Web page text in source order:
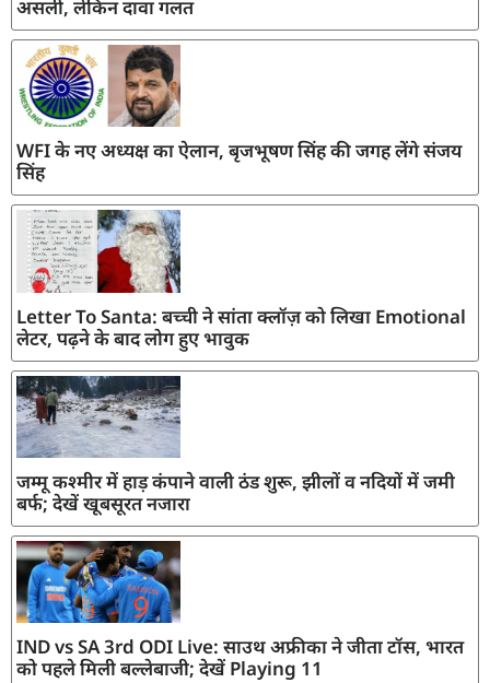
असली, लेकिन दावा गलत
WFI के नए अध्यक्ष का ऐलान, बृजभूषण सिंह की जगह लेंगे संजय
सिंह
Letter To Santa: बच्ची ने सांता क्लॉज़ को लिखा Emotional
लेटर, पढ़ने के बाद लोग हुए भावुक
जम्मू कश्मीर में हाड़ कंपाने वाली ठंड शुरू, झीलों व नदियों में जमी
बर्फ; देखें खूबसूरत नजारा
IND vs SA 3rd ODI Live: साउथ अफ्रीका ने जीता टॉस, भारत
को पहले मिली बल्लेबाजी; देखें Playing 11